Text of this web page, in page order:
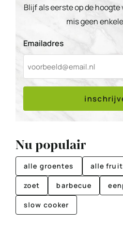
Blijf als eerste op de
mis geen
Emailadres
Nu populair
alle groentes alle
zoet barbecue
slow cooker